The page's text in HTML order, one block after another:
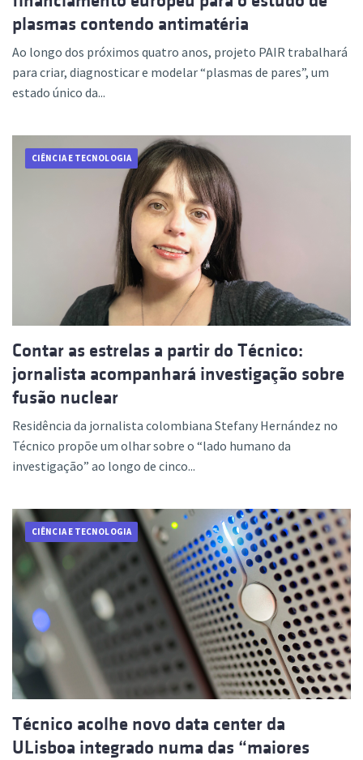
plasmas contendo antimatéria
Ao longo dos próximos quatro anos, projeto PAIR trabalhará
para criar, diagnosticar e modelar “plasmas de pares”, um
estado único da...
CIÊNCIA E TECNOLOGIA
Contar as estrelas a partir do Técnico:
jornalista acompanhará investigação sobre
fusão nuclear
Residência da jornalista colombiana Stefany Hernández no
Técnico propõe um olhar sobre o “lado humano da
investigação” ao longo de cinco...
CIÊNCIA E TECNOLOGIA
Técnico acolhe novo data center da
ULisboa integrado numa das “maiores